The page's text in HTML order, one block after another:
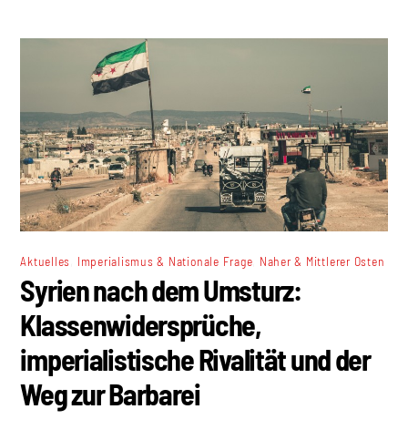
Aktuelles Imperialismus & Nationale Frage Naher & Mittlerer Osten
Syrien nach dem Umsturz:
Klassenwidersprüche,
imperialistische Rivalität und der
Weg zur Barbarei